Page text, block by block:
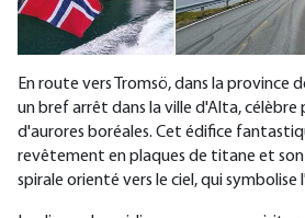
En route vers Tromsö, dans la province
un bref arrêt dans la ville d'Alta, célèbre
d'aurores boréales. Cet édifice
revêtement en plaques de titane et
spirale orienté vers le ciel, qui symbolise